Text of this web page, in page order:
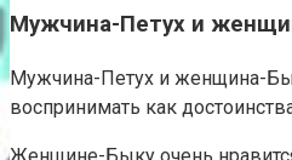
Мужчина-Петух и
Мужчина-Петух и женщина-
воспринимать как
Женщине-Быку очень